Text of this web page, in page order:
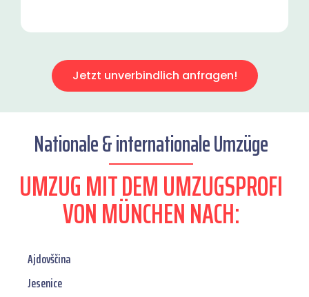
Jetzt unverbindlich anfragen!
Nationale & internationale Umzüge
UMZUG MIT DEM UMZUGSPROFI
VON MÜNCHEN NACH:
Ajdovščina
Jesenice